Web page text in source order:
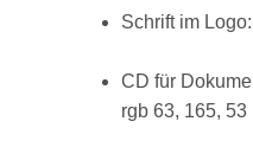
Schrift im
CD für
rgb 63, 165, 53